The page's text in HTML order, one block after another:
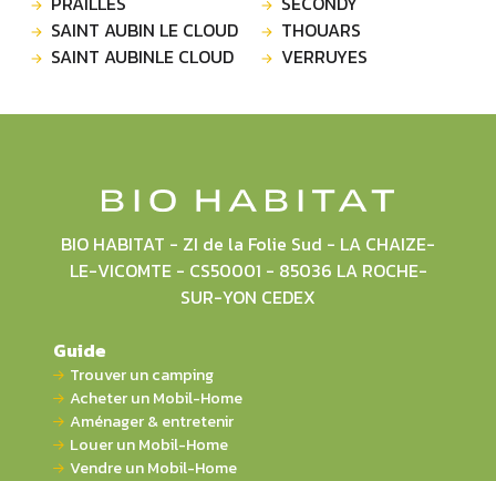
SAINT AUBIN LE CLOUD
SAINT AUBINLE CLOUD
THOUARS
VERRUYES
BIO HABITAT - ZI de la Folie Sud - LA CHAIZE-
LE-VICOMTE - CS50001 - 85036 LA ROCHE-
SUR-YON CEDEX
Guide
Trouver un camping
Acheter un Mobil-Home
Aménager & entretenir
Louer un Mobil-Home
Vendre un Mobil-Home